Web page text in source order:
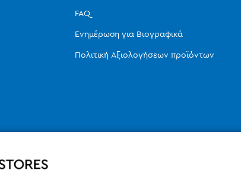
FAQ
Ενημέρωση για Βιογραφικά
Πολιτική Αξιολογήσεων προϊόντων